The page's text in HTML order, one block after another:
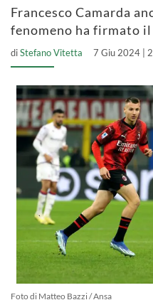
Francesco Camarda
fenomeno ha firmato
diStefano Vitetta 7 Giu 2024 |
Foto di Matteo Bazzi / Ansa